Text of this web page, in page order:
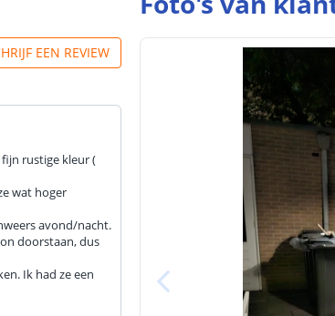
EEN REVIEW
fijn rustige kleur (
wat hoger
avond/nacht.
doorstaan, dus
Ik had ze een